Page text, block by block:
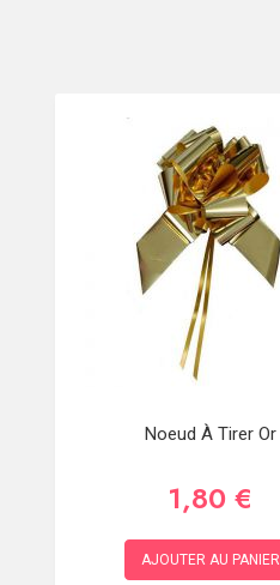
Noeud À Tirer Or
1,80 €
AJOUTER AU PANIER